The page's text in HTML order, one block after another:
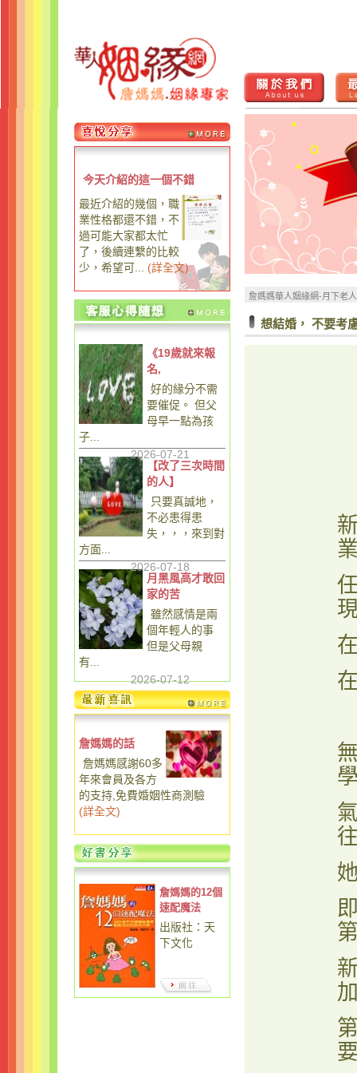
今天介紹的這一個不錯
最近介紹的幾個，職
業性格都還不錯，不
過可能大家都太忙
了，後續連繫的比較
少，希望可...
(詳全文)
《19歲就來報
名,
好的緣分不需
要催促。 但父
母早一點為孩
子...
2026-07-21
【改了三次時間
的人】
只要真誠地，
不必患得患
失，，，來到對
方面...
2026-07-18
月黑風高才敢回
家的苦
雖然感情是兩
個年輕人的事
但是父母親
有...
2026-07-12
詹媽媽的話
詹媽媽感謝60多
年來會員及各方
的支持,免費婚姻性商測驗
(詳全文)
詹媽媽的12個
速配魔法
出版社：天
下文化
詹媽媽華人姻緣網-月下老
想結婚， 不要考